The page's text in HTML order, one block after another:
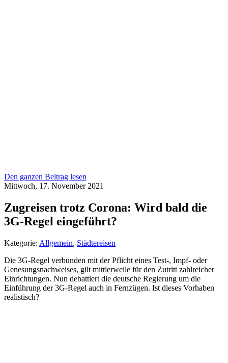
Den ganzen Beitrag lesen
Mittwoch, 17. November 2021
Zugreisen trotz Corona: Wird bald die
3G-Regel eingeführt?
Kategorie: Allgemein, Städtereisen
Die 3G-Regel verbunden mit der Pflicht eines Test-, Impf- oder
Genesungsnachweises, gilt mittlerweile für den Zutritt zahlreicher
Einrichtungen. Nun debattiert die deutsche Regierung um die
Einführung der 3G-Regel auch in Fernzügen. Ist dieses Vorhaben
realistisch?